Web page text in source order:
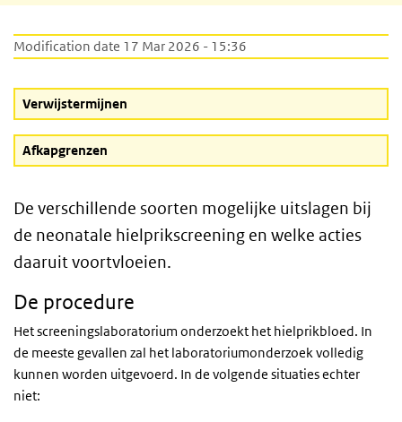
Modification date 17 Mar 2026 - 15:36
Verwijstermijnen
Afkapgrenzen
De verschillende soorten mogelijke uitslagen bij
de neonatale hielprikscreening en welke acties
daaruit voortvloeien.
De procedure
Het screeningslaboratorium onderzoekt het hielprikbloed. In
de meeste gevallen zal het laboratoriumonderzoek volledig
kunnen worden uitgevoerd. In de volgende situaties echter
niet: